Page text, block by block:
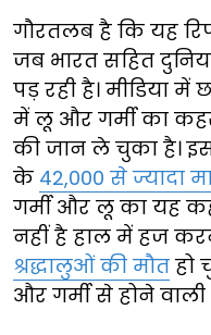
गौरतलब है कि यह
जब भारत सहित
पड़ रही है। मीडिया
में लू और गर्मी का
की जान ले चुका है।
के 42,000 से ज्यादा
गर्मी और लू का यह
नहीं है हाल में हज
श्रद्धालुओं की मौत हो
और गर्मी से होने